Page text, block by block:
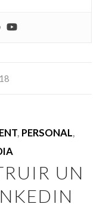
, PERSONAL,
UN